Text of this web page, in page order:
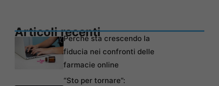
Articoli recentiPerché sta crescendo la
fiducia nei confronti delle
farmacie online
“Sto per tornare”: